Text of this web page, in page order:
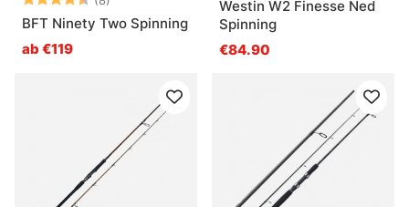
BFT Ninety Two Spinning
ab €119
Westin W2 Finesse Ned
Spinning
€84.90